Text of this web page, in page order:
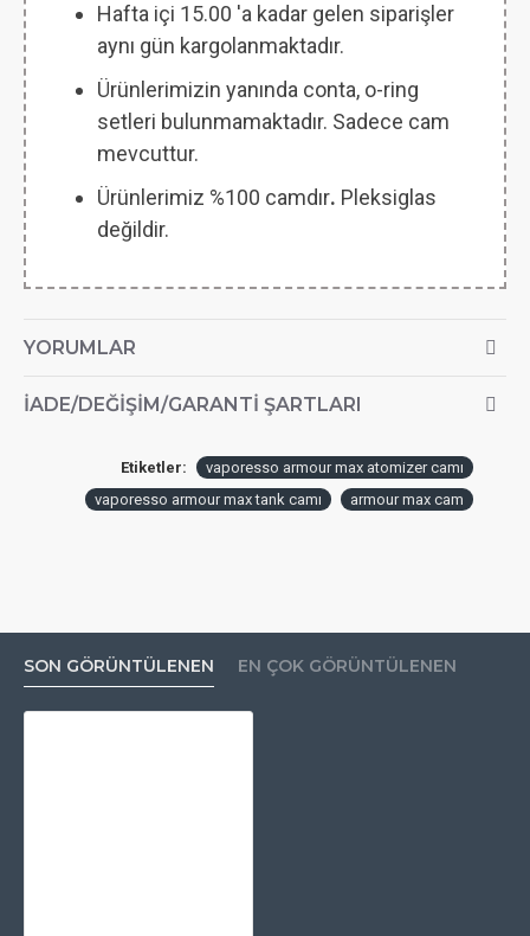
Hafta içi 15.00 'a kadar gelen siparişler
aynı gün kargolanmaktadır.
Ürünlerimizin yanında conta, o-ring
setleri bulunmamaktadır. Sadece cam
mevcuttur.
Ürünlerimiz %100 camdır. Pleksiglas
değildir.
YORUMLAR
İADE/DEĞIŞIM/GARANTI ŞARTLARI
Etiketler:
vaporesso armour max atomizer camı
vaporesso armour max tank camı
armour max cam
SON GÖRÜNTÜLENEN EN ÇOK GÖRÜNTÜLENEN